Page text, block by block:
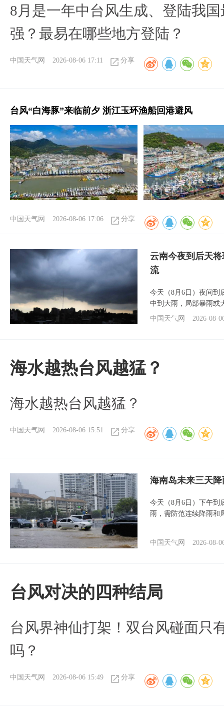
8月是一年中台风生成、登陆我
强？最易在哪些地方登陆？
中国天气网 2026-08-06 17:11 分享
台风“白海豚”来临前夕 浙江玉环渔船回港避风
中国天气网 2026-08-06 17:06 分享
云南今夜到后天
流
今天（8月6日）夜间到
中到大雨，局部暴雨或
中国天气网
2026-08-
海水越热台风越猛？
海水越热台风越猛？
中国天气网 2026-08-06 15:51 分享
海南岛未来三天
今天（8月6日）下午到
雨，需防范连续降雨和
中国天气网 2026-08-
台风对决的四种结局
台风界神仙打架！双台风碰面只
吗？
中国天气网 2026-08-06 15:49 分享